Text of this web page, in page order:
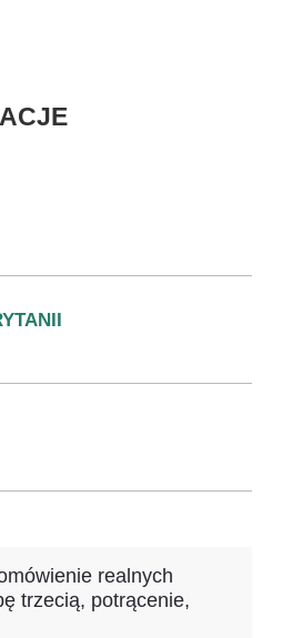
realnych
trzecią, potrącenie,